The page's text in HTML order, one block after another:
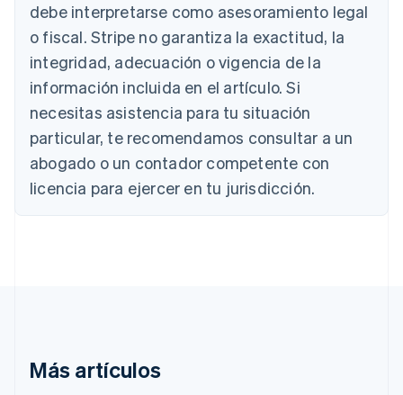
debe interpretarse como asesoramiento legal
o fiscal. Stripe no garantiza la exactitud, la
integridad, adecuación o vigencia de la
información incluida en el artículo. Si
necesitas asistencia para tu situación
particular, te recomendamos consultar a un
abogado o un contador competente con
licencia para ejercer en tu jurisdicción.
Más artículos
Brasil
PortuguêsEnglish
Bulgaria
English
Canadá
EnglishFrançais
简体中文 English
Chipre
English
Croacia
EnglishItaliano
EnglishItaliano